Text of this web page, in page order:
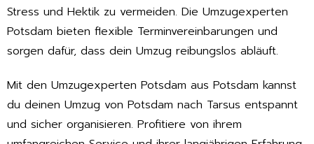
Stress und Hektik zu vermeiden. Die Umzugexperten
Potsdam bieten flexible Terminvereinbarungen und
sorgen dafür, dass dein Umzug reibungslos abläuft.
Mit den Umzugexperten Potsdam aus Potsdam kannst
du deinen Umzug von Potsdam nach Tarsus entspannt
und sicher organisieren. Profitiere von ihrem